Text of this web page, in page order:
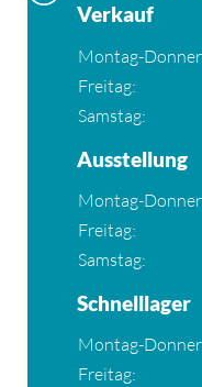
Verkauf
Montag-
Freitag:
Samstag:
Ausstellung
Montag-
Freitag:
Samstag:
Schnelllager
Montag-
Freitag: